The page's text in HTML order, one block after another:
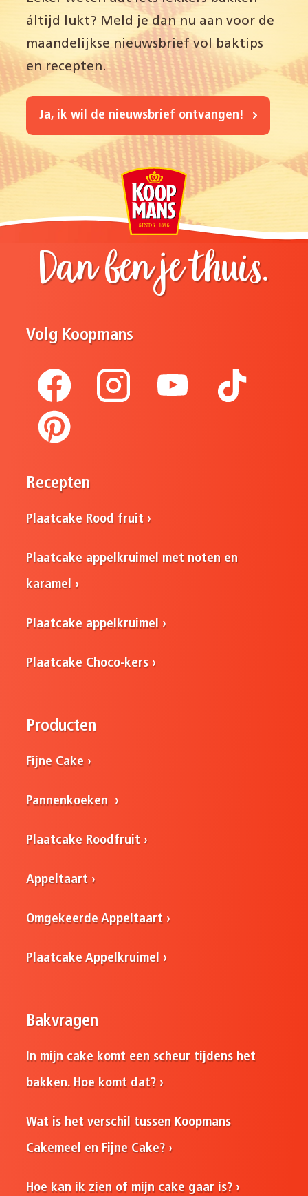
áltijd lukt? Meld je dan nu aan voor de
maandelijkse nieuwsbrief vol baktips
en recepten.
Ja, ik wil de nieuwsbrief ontvangen!
Dan ben je thuis.
Volg Koopmans
Recepten
Plaatcake Rood fruit
Plaatcake appelkruimel met noten en
karamel
Plaatcake appelkruimel
Plaatcake Choco-kers
Producten
Fijne Cake
Pannenkoeken
Plaatcake Roodfruit
Appeltaart
Omgekeerde Appeltaart
Plaatcake Appelkruimel
Bakvragen
In mijn cake komt een scheur tijdens het
bakken. Hoe komt dat?
Wat is het verschil tussen Koopmans
Cakemeel en Fijne Cake?
Hoe kan ik zien of mijn cake gaar is?